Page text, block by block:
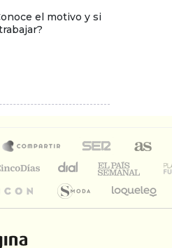
el motivo y si